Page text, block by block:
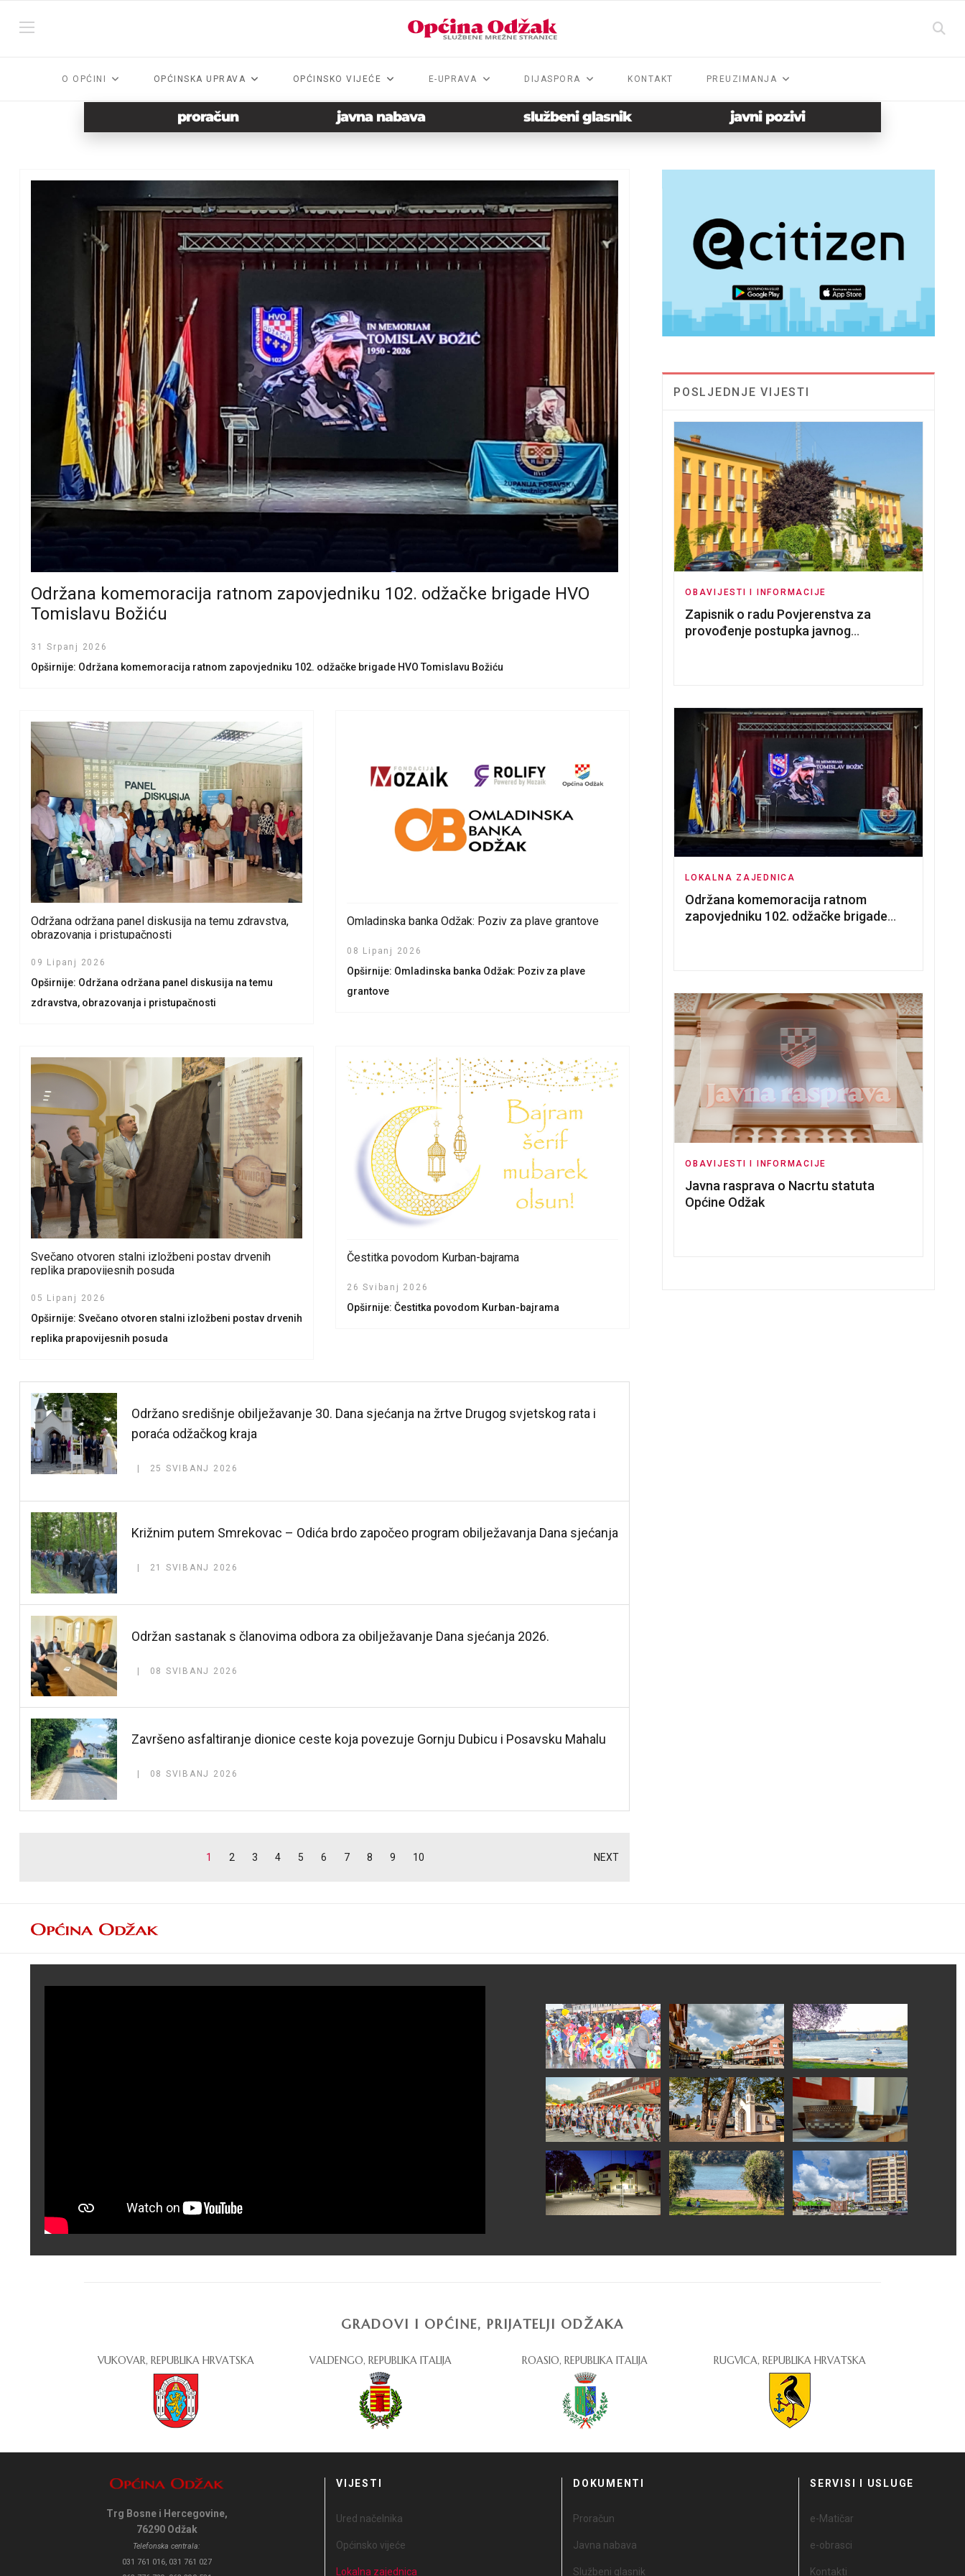
O OPĆINI OPĆINSKA UPRAVA OPĆINSKO VIJEĆE E-UPRAVA DIJASPORA KONTAKT PREUZIMANJA
proračun javna nabava službeni glasnik javni pozivi
Održana komemoracija ratnom zapovjedniku 102. odžačke brigade HVO
Tomislavu Božiću
31 Srpanj 2026
Opširnije: Održana komemoracija ratnom zapovjedniku 102. odžačke brigade HVO Tomislavu Božiću
Održana održana panel diskusija na temu zdravstva,
obrazovanja i pristupačnosti
09 Lipanj 2026
Opširnije: Održana održana panel diskusija na temu
zdravstva, obrazovanja i pristupačnosti
Omladinska banka Odžak: Poziv za plave grantove
08 Lipanj 2026
Opširnije: Omladinska banka Odžak: Poziv za plave
grantove
Svečano otvoren stalni izložbeni postav drvenih
replika prapovijesnih posuda
05 Lipanj 2026
Opširnije: Svečano otvoren stalni izložbeni postav drvenih
replika prapovijesnih posuda
Čestitka povodom Kurban-bajrama
26 Svibanj 2026
Opširnije: Čestitka povodom Kurban-bajrama
Održano središnje obilježavanje 30. Dana sjećanja na žrtve Drugog svjetskog rata i
poraća odžačkog kraja
25 SVIBANJ 2026
Križnim putem Smrekovac – Odića brdo započeo program obilježavanja Dana sjećanja
21 SVIBANJ 2026
Održan sastanak s članovima odbora za obilježavanje Dana sjećanja 2026.
08 SVIBANJ 2026
Završeno asfaltiranje dionice ceste koja povezuje Gornju Dubicu i Posavsku Mahalu
08 SVIBANJ 2026
1 2 3 4 5 6 7 8 9 10 NEXT
POSLJEDNJE VIJESTI
OBAVIJESTI I INFORMACIJE
Zapisnik o radu Povjerenstva za
provođenje postupka javnog
LOKALNA ZAJEDNICA
Održana komemoracija ratnom
zapovjedniku 102. odžačke brigade
OBAVIJESTI I INFORMACIJE
Javna rasprava o Nacrtu statuta
Općine Odžak
GRADOVI I OPĆINE, PRIJATELJI ODŽAKA
VUKOVAR, REPUBLIKA HRVATSKA VALDENGO, REPUBLIKA ITALIJA ROASIO, REPUBLIKA ITALIJA RUGVICA, REPUBLIKA HRVATSKA
Trg Bosne i Hercegovine,
76290 Odžak
Telefonska centrala:
031 761 016, 031 761 027
VIJESTI
Ured načelnika
Općinsko vijeće
Lokalna zajednica
DOKUMENTI
Proračun
Javna nabava
Službeni glasnik
SERVISI I USLUGE
e-Matičar
e-obrasci
Kontakti